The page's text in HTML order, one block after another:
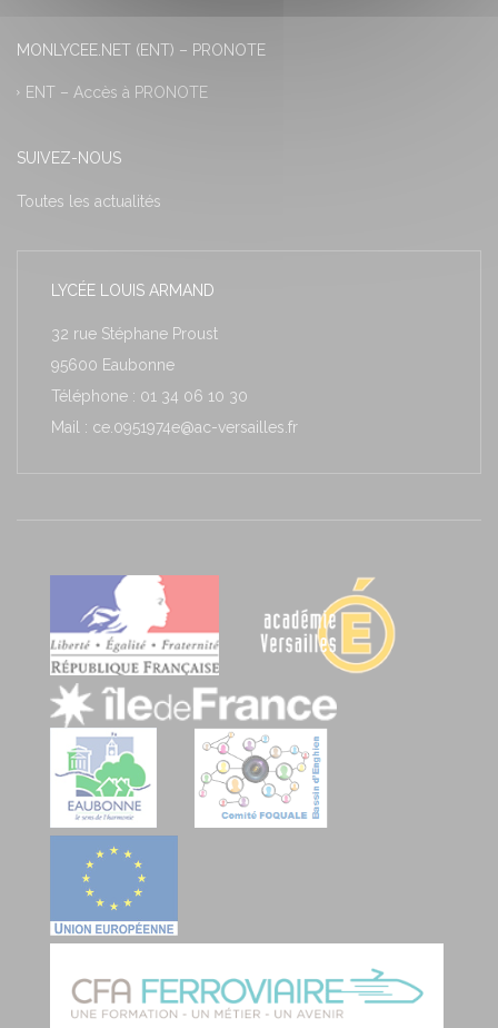
MONLYCEE.NET (ENT) – PRONOTE
ENT – Accès à PRONOTE
SUIVEZ-NOUS
Toutes les actualités
LYCÉE LOUIS ARMAND
32 rue Stéphane Proust
95600 Eaubonne
Téléphone : 01 34 06 10 30
Mail : ce.0951974e@ac-versailles.fr